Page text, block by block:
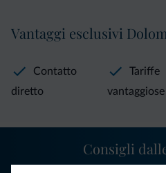
Vantaggi esclusivi
Contatto
diretto
Tariffe
vantaggiose
Consigli